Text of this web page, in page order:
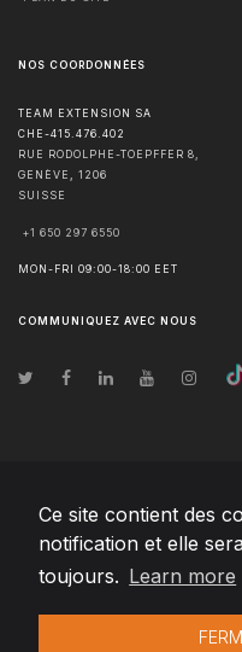
Ce site contient des
notification et elle
toujours. Learn more
NOS COORDONNÉES
TEAM EXTENSION SA
CHE-415.476.402
RUE RODOLPHE-TOEPFFER 8,
GENÈVE
1206
SUISSE
+1 650 297 6550
MON-FRI 09:00-18:00 EET
COMMUNIQUEZ AVEC NOUS
© Droits d'auteur2026 Team
Changelog● En utilisant ce site, vous
de